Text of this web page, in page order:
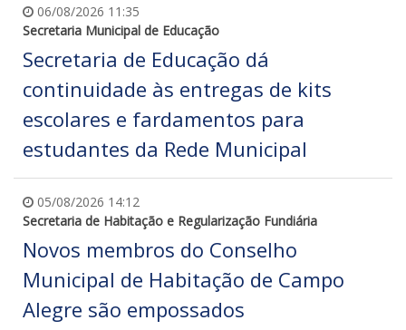
06/08/2026 11:35
Secretaria Municipal de Educação
Secretaria de Educação dá
continuidade às entregas de kits
escolares e fardamentos para
estudantes da Rede Municipal
05/08/2026 14:12
Secretaria de Habitação e Regularização Fundiária
Novos membros do Conselho
Municipal de Habitação de Campo
Alegre são empossados